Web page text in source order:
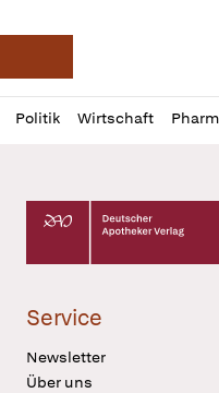
Deutsche
Politik Wirtschaft
Profil
öffnen
Daz
Pur
Deutscher Apotheker
Service
Newsletter
Über uns